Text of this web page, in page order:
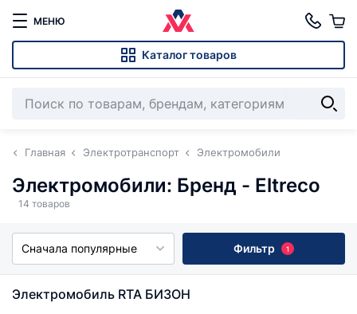
МЕНЮ
Каталог товаров
Главная Электротранспорт Электромобили
Электромобили: Бренд - Eltreco
14 товаров
Сначала популярные Фильтр 1
Электромобиль RTA БИЗОН